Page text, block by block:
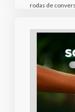
rodas de